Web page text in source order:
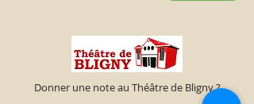
Donner une note au Théâtre de Bligny ?